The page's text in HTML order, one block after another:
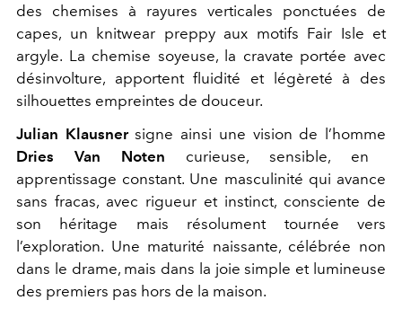
des chemises à rayures verticales ponctuées de
capes, un knitwear preppy aux motifs Fair Isle et
argyle. La chemise soyeuse, la cravate portée avec
désinvolture, apportent fluidité et légèreté à des
silhouettes empreintes de douceur.
Julian Klausnersigne ainsi une vision de l’homme
Dries Van Noten curieuse, sensible, en
apprentissage constant. Une masculinité qui avance
sans fracas, avec rigueur et instinct, consciente de
son héritage mais résolument tournée vers
l’exploration. Une maturité naissante, célébrée non
dans le drame, mais dans la joie simple et lumineuse
des premiers pas hors de la maison.